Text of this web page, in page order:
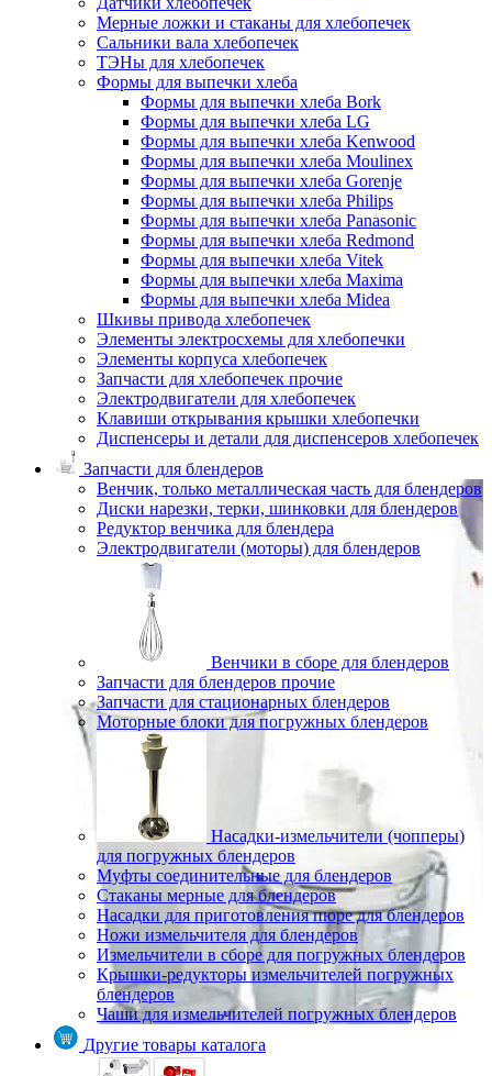
Мерные ложки и стаканы для хлебопечек
Сальники вала хлебопечек
ТЭНы для хлебопечек
Формы для выпечки хлеба
Формы для выпечки хлеба Bork
Формы для выпечки хлеба LG
Формы для выпечки хлеба Kenwood
Формы для выпечки хлеба Moulinex
Формы для выпечки хлеба Gorenje
Формы для выпечки хлеба Philips
Формы для выпечки хлеба Panasonic
Формы для выпечки хлеба Redmond
Формы для выпечки хлеба Vitek
Формы для выпечки хлеба Maxima
Формы для выпечки хлеба Midea
Шкивы привода хлебопечек
Элементы электросхемы для хлебопечки
Элементы корпуса хлебопечек
Запчасти для хлебопечек прочие
Электродвигатели для хлебопечек
Клавиши открывания крышки хлебопечки
Диспенсеры и детали для диспенсеров хлебопечек
Запчасти для блендеров
Венчик, только металлическая часть для блендеров
Диски нарезки, терки, шинковки для блендеров
Редуктор венчика для блендера
Электродвигатели (моторы) для блендеров
Венчики в сборе для блендеров
Запчасти для блендеров прочие
Запчасти для стационарных блендеров
Моторные блоки для погружных блендеров
Насадки-измельчители (чопперы)
для погружных блендеров
Муфты соединительные для блендеров
Стаканы мерные для блендеров
Насадки для приготовления пюре для блендеров
Ножи измельчителя для блендеров
Измельчители в сборе для погружных блендеров
Крышки-редукторы измельчителей погружных
блендеров
Чаши для измельчителей погружных блендеров
Другие товары каталога